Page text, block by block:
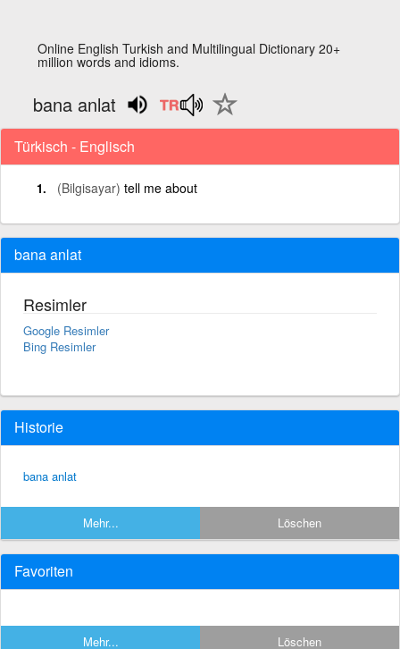
Online English Turkish and Multilingual Dictionary 20+
million words and idioms.
bana anlat
Türkisch - Englisch
(Bilgisayar) tell me about
bana anlat
Resimler
Google Resimler
Bing Resimler
Historie
bana anlat
Mehr... Löschen
Favoriten
Mehr... Löschen